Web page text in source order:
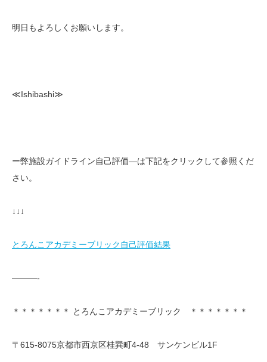
明日もよろしくお願いします。
≪Ishibashi≫
ー弊施設ガイドライン自己評価—は下記をクリックして参照くだ
さい。
↓↓↓
とろんこアカデミーブリック自己評価結果
———-
＊＊＊＊＊＊＊ とろんこアカデミーブリック ＊＊＊＊＊＊＊
〒615-8075京都市西京区桂巽町4-48 サンケンビル1F